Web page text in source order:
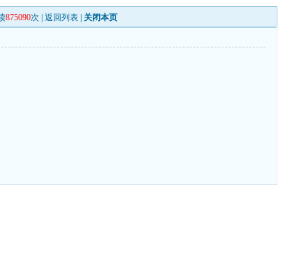
875090次 |返回列表 关闭本页